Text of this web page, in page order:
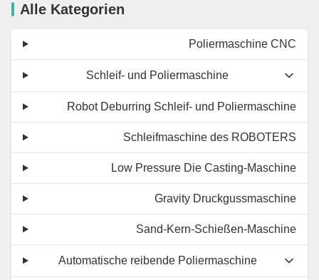
Alle Kategorien
Poliermaschine CNC
Schleif- und Poliermaschine
Robot Deburring Schleif- und Poliermaschine
Schleifmaschine des ROBOTERS
Low Pressure Die Casting-Maschine
Gravity Druckgussmaschine
Sand-Kern-Schießen-Maschine
Automatische reibende Poliermaschine